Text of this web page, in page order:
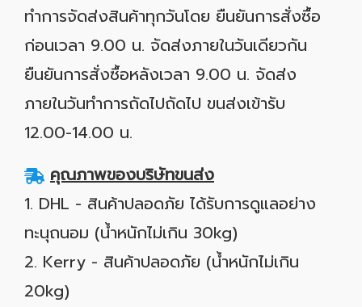
ทำการจัดส่งสินค้าทุกวันโดย ยืนยันการสั่งซื้อ
ก่อนเวลา 9.00 น. จัดส่งภายในวันเดียวกัน
ยืนยันการสั่งซื้อหลังเวลา 9.00 น. จัดส่ง
ภายในวันทำการถัดไปถัดไป ขนส่งเข้ารับ
12.00-14.00 น.
คุณภาพของบริษัทขนส่ง
1. DHL - สินค้าปลอดภัย ได้รับการดูแลอย่าง
ทะนุถนอม (น้ำหนักไม่เกิน 30kg)
2. Kerry - สินค้าปลอดภัย (น้ำหนักไม่เกิน
20kg)